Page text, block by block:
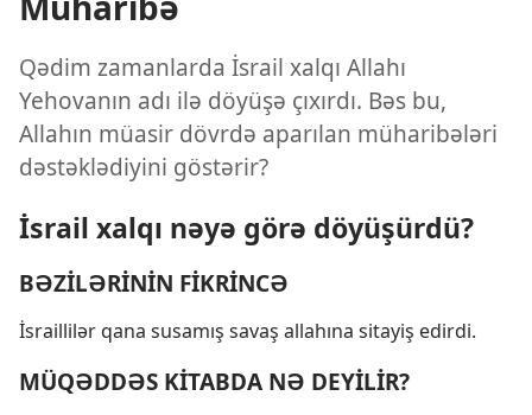
Qədim zamanlarda İsrail xalqı Allahı
Yehovanın adı ilə döyüşə çıxırdı. Bəs bu,
Allahın müasir dövrdə aparılan müharibələri
dəstəklədiyini göstərir?
İsrail xalqı nəyə görə döyüşürdü?
BƏZİLƏRİNİN FİKRİNCƏ
İsraillilər qana susamış savaş allahına sitayiş edirdi.
MÜQƏDDƏS KİTABDA NƏ DEYİLİR?